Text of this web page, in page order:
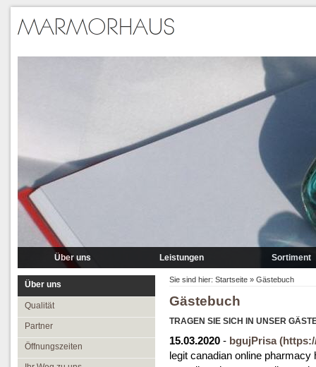
Über uns
Partner
Ihr Weg zu uns
Presse
Leistungen
Lieferung
Verlegung
Sortiment
Marmor
Granit R-Z
Mosaik
Bordüre
Über uns
Qualität
Partner
Öffnungszeiten
Sie sind hier: Startseite » Gästebuch
Gästebuch
TRAGEN SIE SICH IN UNSER
15.03.2020 - bgujPrisa
legit canadian online